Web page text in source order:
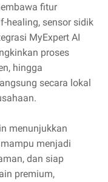
fitur
healing, sensor sidik
MyExpert AI
proses
hingga
secara lokal
menunjukkan
menjadi
dan siap
premium,